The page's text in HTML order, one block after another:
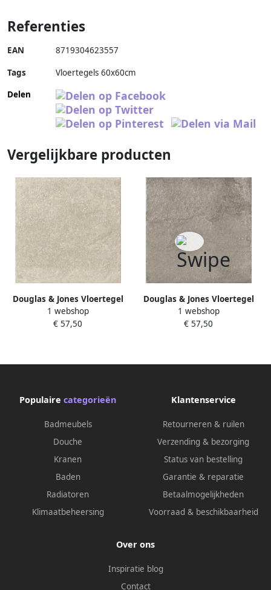
Referenties
EAN 8719304623557
Tags
Vloertegels 60x60cm
Delen
Vergelijkbare producten
Douglas & Jones Vloertegel
Province 60x60 cm
Gerectificeerd Mat Beige
1 webshop
€ 57,50
Douglas & Jones Vloertegel
Province 60x60 cm
Gerectificeerd Mat Grey
1 webshop
€ 57,50
Populaire categorieën
Badmeubels
Douche
Kranen
Baden
Radiatoren
Klimaatbeheersing
Klantenservice
Retourneren & ruilen
Verzending & bezorging
Status van bestelling
Garantie & reparatie
Betaalmogelijkheden
Voorraad & beschikbaarheid
Over ons
Inspiratie blog
Contact